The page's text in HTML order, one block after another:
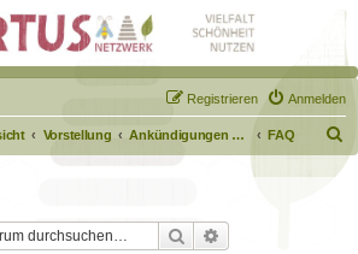
Anmelden
Registrieren
Vorstellung Ankündigungen & Fragen zum Forum FAQ
u
Suche